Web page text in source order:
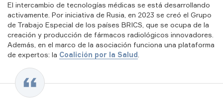
Yevdokía
VER TODOS
El intercambio de tecnologías médicas se está desarrollando
activamente. Por iniciativa de Rusia, en 2023 se creó el Grupo
de Trabajo Especial de los países BRICS, que se ocupa de la
creación y producción de fármacos radiológicos innovadores.
Además, en el marco de la asociación funciona una plataforma
de expertos: la Coalición por la Salud